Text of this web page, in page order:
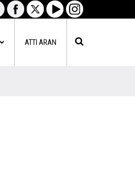
ATTI ARAN